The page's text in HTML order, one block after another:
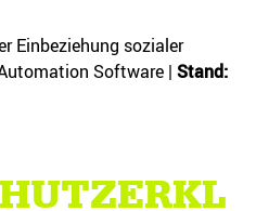
Einbeziehung sozialer
Software | Stand: